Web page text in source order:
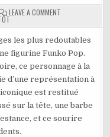
LEAVE A COMMENTON
POP
ONE
–
MARSHALL
D.
TEACH
N°2345
les plus redoutables
figurine Funko Pop.
ce personnage à la
d’une représentation à
est restitué
sur la tête, une barbe
et ce sourire